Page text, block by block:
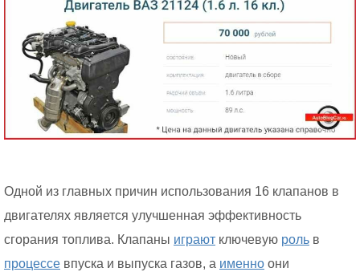
Одной из главных причин использования 16 клапанов в
двигателях является улучшенная эффективность
сгорания топлива. Клапаны играют ключевую роль в
процессе впуска и выпуска газов, а именно они